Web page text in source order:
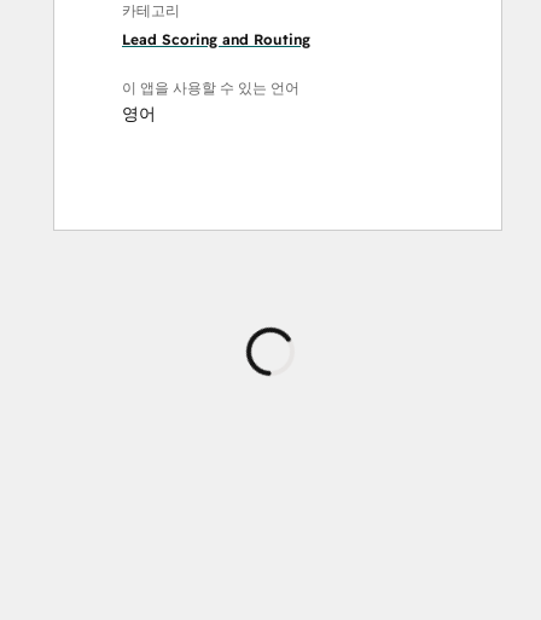
카테고리
Lead Scoring and Routing
이 앱을 사용할 수 있는 언어
영어
로
드